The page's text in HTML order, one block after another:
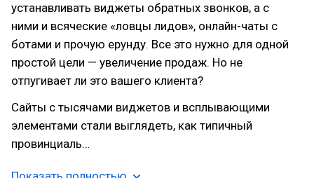
устанавливать виджеты обратных звонков, а с
ними и всяческие «ловцы лидов», онлайн-чаты с
ботами и прочую ерунду. Все это нужно для одной
простой цели — увеличение продаж. Но не
отпугивает ли это вашего клиента?
Сайты с тысячами виджетов и всплывающими
элементами стали выглядеть, как типичный
провинциаль…